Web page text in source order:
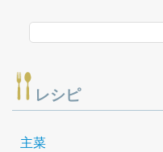
レシピ
主菜